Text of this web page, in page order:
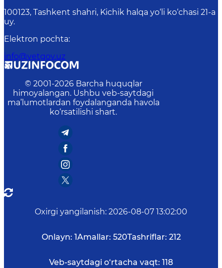
100123, Tashkent shahri, Kichik halqa yo‘li ko‘chasi 21-a
uy.
Elektron pochta:
info@vetgov.uz
© 2001-2026 Barcha huquqlar
himoyalangan. Ushbu veb-saytdagi
ma’lumotlardan foydalanganda havola
ko‘rsatilishi shart.
Oxirgi yangilanish: 2026-08-07 13:02:00
Onlayn: 1Amallar: 520Tashriflar: 212
Veb-saytdagi o‘rtacha vaqt: 118